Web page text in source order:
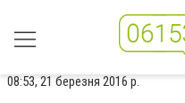
08:53, 21 березня 2016 р.